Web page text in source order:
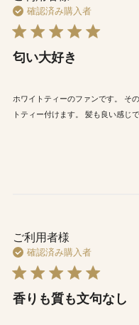
確認済み購入者
匂い大好き
ホワイトティーのファンです。 そ
トティー付けます。 髪も良い感じ
ご利用者様
確認済み購入者
香りも質も文句なし